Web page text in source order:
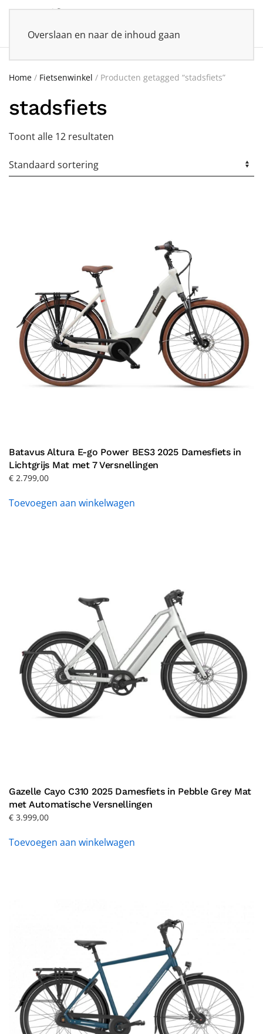
Overslaan en naar de inhoud gaan
Home / Fietsenwinkel / Producten getagged “stadsfiets”
stadsfiets
Toont alle 12 resultaten
Batavus Altura E-go Power BES3 2025 Damesfiets in
Lichtgrijs Mat met 7 Versnellingen
€ 2.799,00
Toevoegen aan winkelwagen
Gazelle Cayo C310 2025 Damesfiets in Pebble Grey Mat
met Automatische Versnellingen
€ 3.999,00
Toevoegen aan winkelwagen